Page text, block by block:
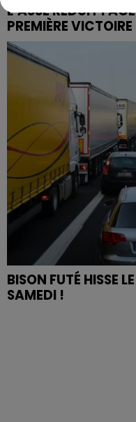
L’ASSE RÉDUIT
PREMIÈRE
BISON FUTÉ HISSE
SAMEDI !